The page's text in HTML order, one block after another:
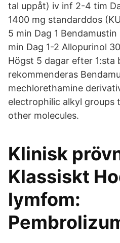
tal uppåt) iv inf 2-4 tim
1400 mg standarddos
5 min Dag 1
min Dag 1-2 Allopurinol
Högst 5 dagar efter 1:sta
rekommenderas
mechlorethamine
electrophilic alkyl
other molecules.
Klinisk
Klassiskt
lymfom: